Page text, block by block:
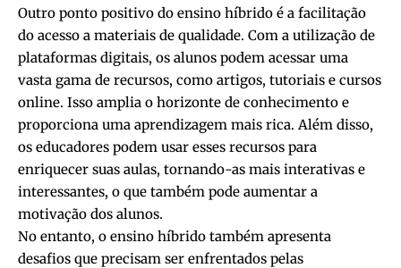
Outro ponto positivo do ensino híbrido é a facilitação
do acesso a materiais de qualidade. Com a utilização de
plataformas digitais, os alunos podem acessar uma
vasta gama de recursos, como artigos, tutoriais e cursos
online. Isso amplia o horizonte de conhecimento e
proporciona uma aprendizagem mais rica. Além disso,
os educadores podem usar esses recursos para
enriquecer suas aulas, tornando-as mais interativas e
interessantes, o que também pode aumentar a
motivação dos alunos.
No entanto, o ensino híbrido também apresenta
desafios que precisam ser enfrentados pelas